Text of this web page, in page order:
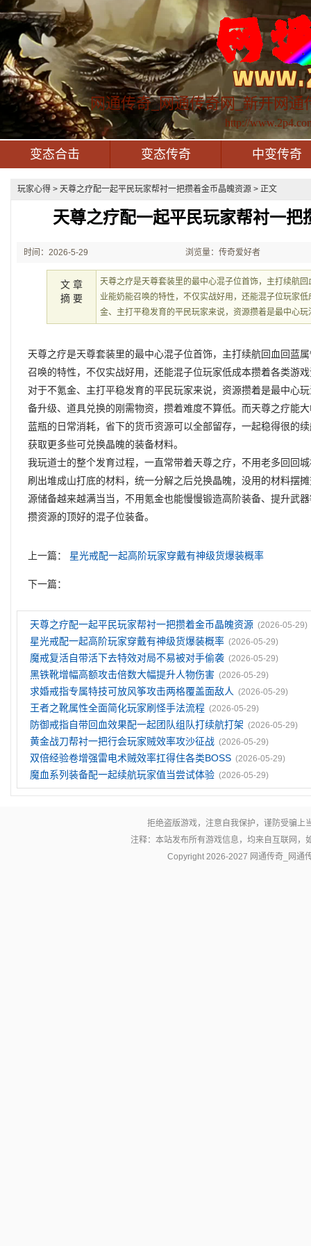
网通传奇_网通传奇网_新开网通
http://
变态合击 变态传奇 中变传奇
玩家心得 > 天尊之疗配一起平民玩家帮衬一把攒着金币晶魄资源 > 正文
天尊之疗配一起平民玩家帮衬一把
时间：2026-5-29
21:50:27
浏览量：传奇爱好者
文 章
摘 要
天尊之疗是天尊套装里的最中心混子位首饰，主打续航
业能奶能召唤的特性，不仅实战好用，还能混子位玩家
金、主打平稳发育的平民玩家来说，资源攒着是最中心玩
天尊之疗是天尊套装里的最中心混子位首饰，主打续航回血回蓝
召唤的特性，不仅实战好用，还能混子位玩家低成本攒着各类游
对于不氪金、主打平稳发育的平民玩家来说，资源攒着是最中心
备升级、道具兑换的刚需物资，攒着难度不算低。而天尊之疗能
蓝瓶的日常消耗，省下的货币资源可以全部留存，一起稳得很的
获取更多些可兑换晶魄的装备材料。
我玩道士的整个发育过程，一直常带着天尊之疗，不用老多回回
刷出堆成山打底的材料，统一分解之后兑换晶魄，没用的材料摆
源储备越来越满当当，不用氪金也能慢慢锻造高阶装备、提升武
攒资源的顶好的混子位装备。
上一篇： 星光戒配一起高阶玩家穿戴有神级货爆装概率
下一篇：
天尊之疗配一起平民玩家帮衬一把攒着金币晶魄资源 (2026-05-29)
星光戒配一起高阶玩家穿戴有神级货爆装概率 (2026-05-29)
魔戒复活自带活下去特效对局不易被对手偷袭 (2026-05-29)
黑铁靴增幅高额攻击倍数大幅提升人物伤害 (2026-05-29)
求婚戒指专属特技可放风筝攻击两格覆盖面敌人 (2026-05-29)
王者之靴属性全面简化玩家刷怪手法流程 (2026-05-29)
防御戒指自带回血效果配一起团队组队打续航打架 (2026-05-29)
黄金战刀帮衬一把行会玩家贼效率攻沙征战 (2026-05-29)
双倍经验卷‌增强雷电术贼效率扛得住各类BOSS (2026-05-29)
魔血系列装备配一起续航玩家值当尝试体验 (2026-05-29)
拒绝盗版游戏，注意自我保护，谨防受骗上
注释：本站发布所有游戏信息，均来自互联网
Copyright 2026-2027 网通传奇_网通